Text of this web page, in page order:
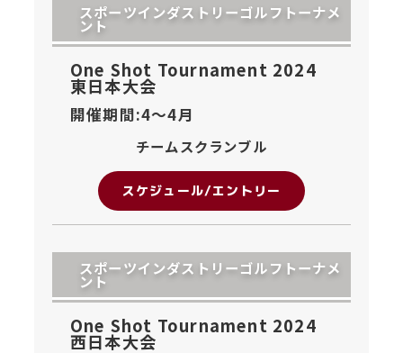
スポーツインダストリーゴルフトーナメ
ント
One Shot Tournament 2024
東日本大会
開催期間:4〜4月
チームスクランブル
スケジュール/エントリー
スポーツインダストリーゴルフトーナメ
ント
One Shot Tournament 2024
西日本大会